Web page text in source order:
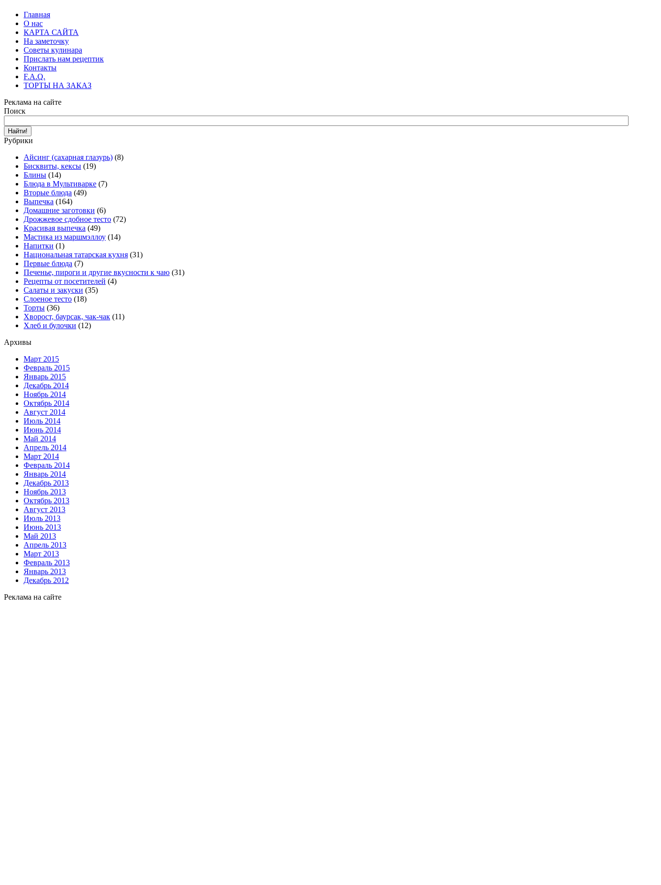
Главная
О нас
КАРТА САЙТА
На заметочку
Советы кулинара
Прислать нам рецептик
Контакты
F.A.Q.
ТОРТЫ НА ЗАКАЗ
Реклама на сайте
Поиск
Рубрики
Айсинг (сахарная глазурь) (8)
Бисквиты, кексы (19)
Блины (14)
Блюда в Мультиварке (7)
Вторые блюда (49)
Выпечка (164)
Домашние заготовки (6)
Дрожжевое сдобное тесто (72)
Красивая выпечка (49)
Мастика из маршмэллоу (14)
Напитки (1)
Национальная татарская кухня (31)
Первые блюда (7)
Печенье, пироги и другие вкусности к чаю (31)
Рецепты от посетителей (4)
Салаты и закуски (35)
Слоеное тесто (18)
Торты (36)
Хворост, баурсак, чак-чак (11)
Хлеб и булочки (12)
Архивы
Март 2015
Февраль 2015
Январь 2015
Декабрь 2014
Ноябрь 2014
Октябрь 2014
Август 2014
Июль 2014
Июнь 2014
Май 2014
Апрель 2014
Март 2014
Февраль 2014
Январь 2014
Декабрь 2013
Ноябрь 2013
Октябрь 2013
Август 2013
Июль 2013
Июнь 2013
Май 2013
Апрель 2013
Март 2013
Февраль 2013
Январь 2013
Декабрь 2012
Реклама на сайте